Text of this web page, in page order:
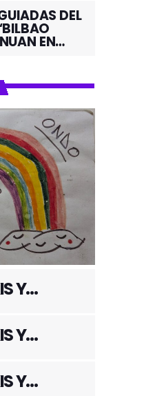
DEL
EN
Y
Y
Y